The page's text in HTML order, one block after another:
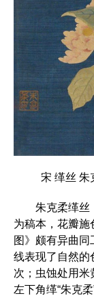
宋 缂丝 朱
朱克柔缂丝《
为稿本，花瓣施
图》颇有异曲
线表现了自然的
次；虫蚀处用米
左下角缂“朱克